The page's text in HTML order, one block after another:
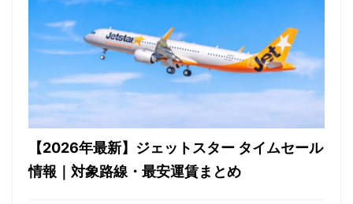
【2026年最新】ジェットスター タイムセール
情報｜対象路線・最安運賃まとめ